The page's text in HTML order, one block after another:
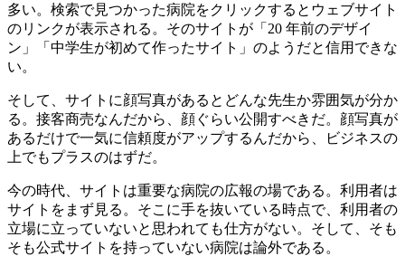
多い。検索で見つかった病院をクリックするとウェブサイト
のリンクが表示される。そのサイトが「20 年前のデザイ
ン」「中学生が初めて作ったサイト」のようだと信用できな
い。
そして、サイトに顔写真があるとどんな先生か雰囲気が分か
る。接客商売なんだから、顔ぐらい公開すべきだ。顔写真が
あるだけで一気に信頼度がアップするんだから、ビジネスの
上でもプラスのはずだ。
今の時代、サイトは重要な病院の広報の場である。利用者は
サイトをまず見る。そこに手を抜いている時点で、利用者の
立場に立っていないと思われても仕方がない。そして、そも
そも公式サイトを持っていない病院は論外である。